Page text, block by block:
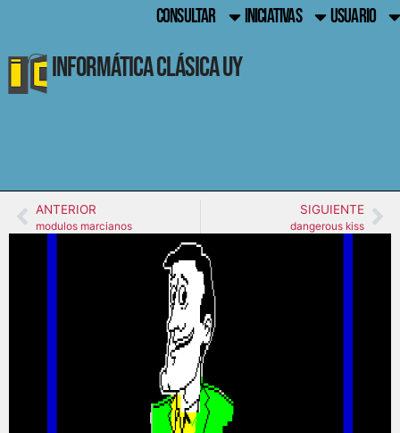
CONSULTAR INICIATIVAS USUARIO
Informática Clásica UY
ANTERIOR
modulos marcianos
SIGUIENTE
dangerous kiss